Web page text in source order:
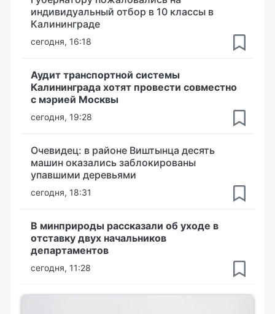
индивидуальный отбор в 10 классы в
Калининграде
сегодня, 16:18
Аудит транспортной системы
Калининграда хотят провести совместно
с мэрией Москвы
сегодня, 19:28
Очевидец: в районе Виштынца десять
машин оказались заблокированы
упавшими деревьями
сегодня, 18:31
В минприроды рассказали об уходе в
отставку двух начальников
департаментов
сегодня, 11:28